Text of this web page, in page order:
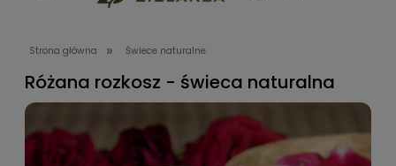
Strona główna » Świece naturalne
Różana rozkosz - świeca naturalna